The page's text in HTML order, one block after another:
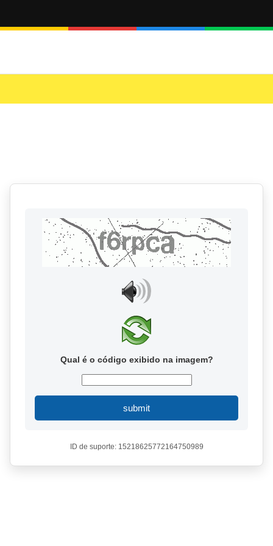
Qual é o código exibido na imagem?
submit
ID de suporte: 15218625772164750989